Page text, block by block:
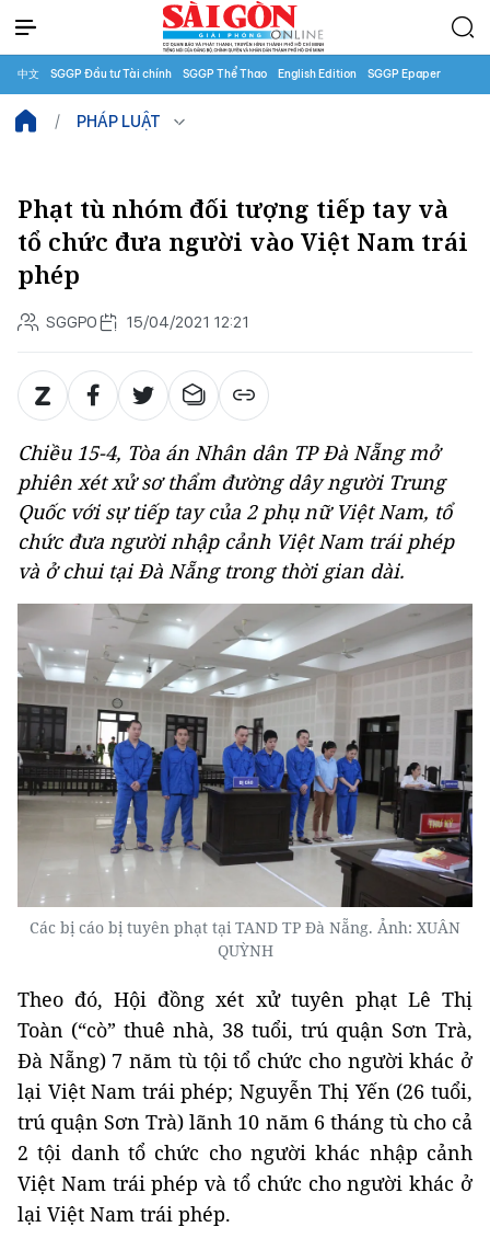
中文 SGGP Đầu tư Tài chính SGGP Thể Thao English Edition SGGP Epaper
PHÁP LUẬT
Phạt tù nhóm đối tượng tiếp tay và
tổ chức đưa người vào Việt Nam trái
phép
SGGPO 15/04/2021 12:21
Chiều 15-4, Tòa án Nhân dân TP Đà Nẵng mở
phiên xét xử sơ thẩm đường dây người Trung
Quốc với sự tiếp tay của 2 phụ nữ Việt Nam, tổ
chức đưa người nhập cảnh Việt Nam trái phép
và ở chui tại Đà Nẵng trong thời gian dài.
Các bị cáo bị tuyên phạt tại TAND TP Đà Nẵng. Ảnh: XUÂN
QUỲNH
Theo đó, Hội đồng xét xử tuyên phạt Lê Thị
Toàn (“cò” thuê nhà, 38 tuổi, trú quận Sơn Trà,
Đà Nẵng) 7 năm tù tội tổ chức cho người khác ở
lại Việt Nam trái phép; Nguyễn Thị Yến (26 tuổi,
trú quận Sơn Trà) lãnh 10 năm 6 tháng tù cho cả
2 tội danh tổ chức cho người khác nhập cảnh
Việt Nam trái phép và tổ chức cho người khác ở
lại Việt Nam trái phép.